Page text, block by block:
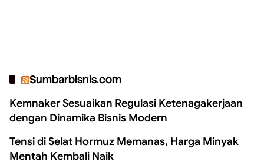
Sumbarbisnis.com
Kemnaker Sesuaikan Regulasi Ketenagakerjaan
dengan Dinamika Bisnis Modern
Tensi di Selat Hormuz Memanas, Harga Minyak
Mentah Kembali Naik